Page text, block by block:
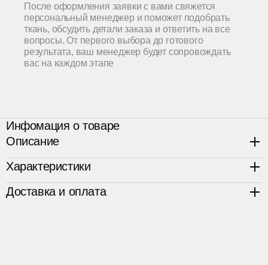
После оформления заявки с вами свяжется
персональный менеджер и поможет подобрать
ткань, обсудить детали заказа и ответить на все
вопросы. От первого выбора до готового
результата, ваш менеджер будет сопровождать
вас на каждом этапе
Инфомация о товаре
Описание
Оригинальное изголовье этой кровати с очень мягкой
спинкой кровати. Любители читать новости или книгу в
кровати безусловно оценят!
Характеристики
Габариты на матрас 180*200,
Доставка и оплата